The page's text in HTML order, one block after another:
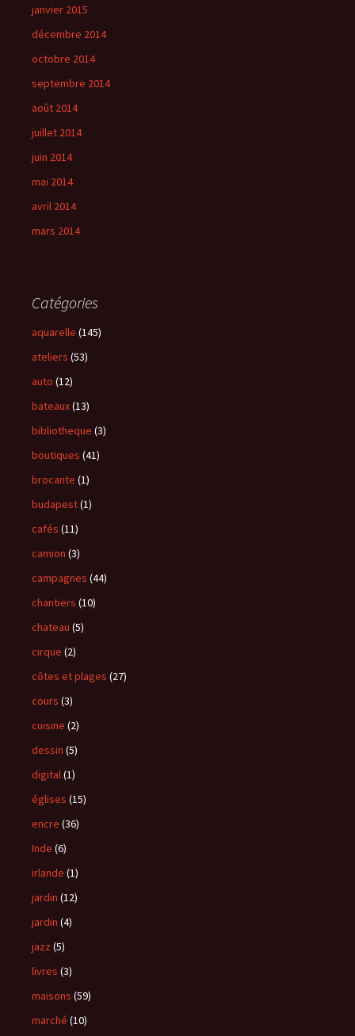
janvier 2015
décembre 2014
octobre 2014
septembre 2014
août 2014
juillet 2014
juin 2014
mai 2014
avril 2014
mars 2014
Catégories
aquarelle (145)
ateliers (53)
auto (12)
bateaux(13)
bibliotheque (3)
boutiques (41)
brocante (1)
budapest(1)
cafés (11)
camion (3)
campagnes (44)
chantiers (10)
chateau (5)
cirque (2)
côtes et plages (27)
cours (3)
cuisine (2)
dessin (5)
digital(1)
églises (15)
encre (36)
Inde (6)
irlande (1)
jardin (12)
jardin (4)
jazz (5)
livres (3)
maisons (59)
marché (10)